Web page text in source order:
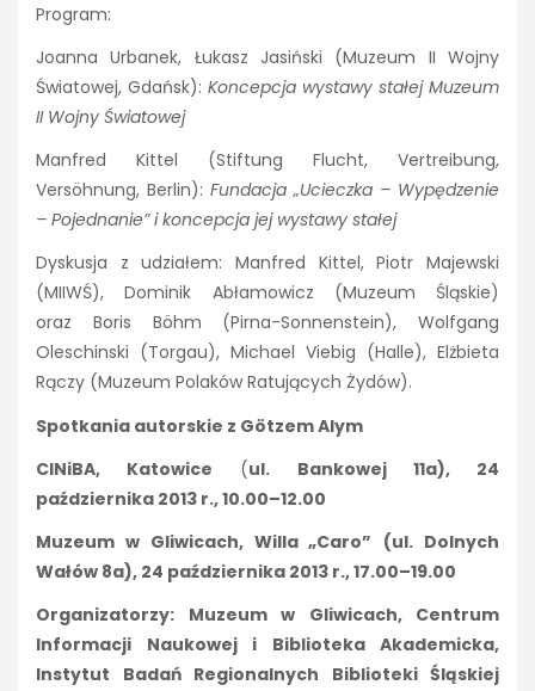
Program:
Joanna Urbanek, Łukasz Jasiński (Muzeum II Wojny
Światowej, Gdańsk): Koncepcja wystawy stałej Muzeum
II Wojny Światowej
Manfred Kittel (Stiftung Flucht, Vertreibung,
Versöhnung, Berlin): Fundacja „Ucieczka – Wypędzenie
– Pojednanie” i koncepcja jej wystawy stałej
Dyskusja z udziałem: Manfred Kittel, Piotr Majewski
(MIIWŚ), Dominik Abłamowicz (Muzeum Śląskie)
oraz Boris Böhm (Pirna-Sonnenstein), Wolfgang
Oleschinski (Torgau), Michael Viebig (Halle), Elżbieta
Rączy (Muzeum Polaków Ratujących Żydów).
Spotkania autorskie z Götzem Alym
CINiBA, Katowice (ul. Bankowej 11a), 24
października 2013 r., 10.00–12.00
Muzeum w Gliwicach, Willa „Caro” (ul. Dolnych
Wałów 8a), 24 października 2013 r., 17.00–19.00
Organizatorzy: Muzeum w Gliwicach, Centrum
Informacji Naukowej i Biblioteka Akademicka,
Instytut Badań Regionalnych Biblioteki Śląskiej